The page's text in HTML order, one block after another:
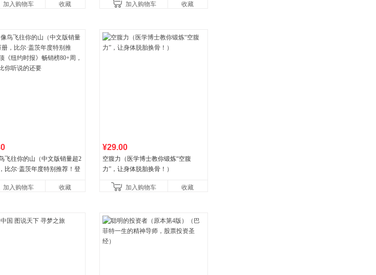
加入购物车
收藏
《财富》重磅推荐！知名金
加入购物车 收藏
飞往你的山（中文版销量超2
比尔·盖茨年度特别推荐！登
的还要
加入购物车 收藏
¥29.00
空腹力（医学博士教你锻炼“空腹
力”，让身体脱胎换骨！）
加入购物车 收藏